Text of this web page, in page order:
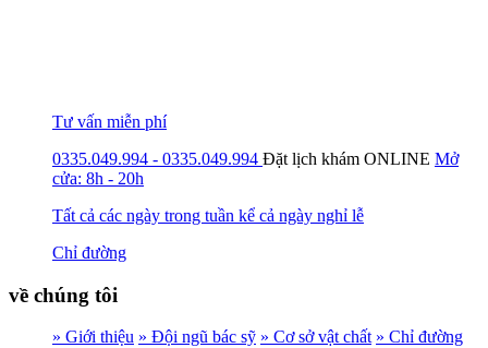
Tư vấn miễn phí
0335.049.994 - 0335.049.994 Đặt lịch khám ONLINE Mở
cửa: 8h - 20h
Tất cả các ngày trong tuần kể cả ngày nghỉ lễ
Chỉ đường
về chúng tôi
» Giới thiệu » Đội ngũ bác sỹ » Cơ sở vật chất » Chỉ đường